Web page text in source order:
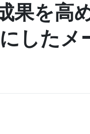
果を高
したメ